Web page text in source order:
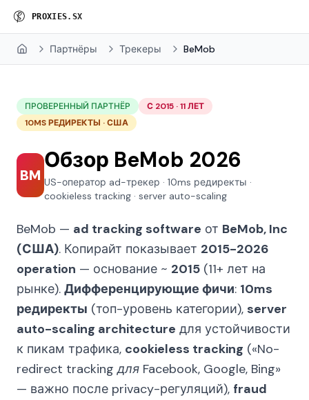
PROXI ES. SX
Home Партнёры Трекеры BeMob
ПРОВЕРЕННЫЙ ПАРТНЁР
С 2015 · 11 ЛЕТ
10MS РЕДИРЕКТЫ · США
BM
Обзор BeMob 2026
US-оператор ad-трекер · 10ms редиректы ·
cookieless tracking · server auto-scaling
BeMob — ad tracking software от BeMob, Inc
(США). Копирайт показывает 2015-2026
operation — основание ~ 2015 (11+ лет на
рынке). Дифференцирующие фичи: 10ms
редиректы (топ-уровень категории), server
auto-scaling architecture для устойчивости
к пикам трафика, cookieless tracking («No-
redirect tracking для Facebook, Google, Bing»
— важно после privacy-регуляций), fraud